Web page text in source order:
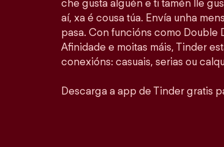
che gusta alguén e ti tamén lle
aí, xa é cousa túa. Envía unha
pasa. Con funcións como Double
Afinidade e moitas máis, Tinder
conexións: casuais, serias ou
Descarga a app de Tinder gratis